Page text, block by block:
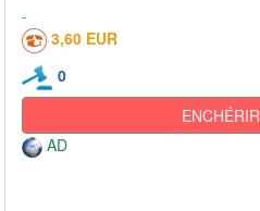
3,60 EUR
0
ENCHÉRIR
AD